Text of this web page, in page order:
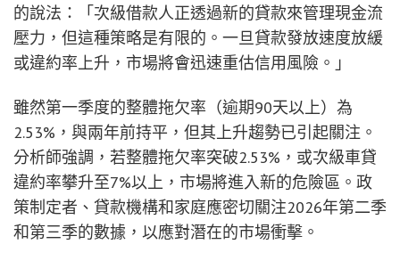
的說法：「次級借款人正透過新的貸款來管理現金流
壓力，但這種策略是有限的。一旦貸款發放速度放緩
或違約率上升，市場將會迅速重估信用風險。」
雖然第一季度的整體拖欠率（逾期90天以上）為
2.53%，與兩年前持平，但其上升趨勢已引起關注。
分析師強調，若整體拖欠率突破2.53%，或次級車貸
違約率攀升至7%以上，市場將進入新的危險區。政
策制定者、貸款機構和家庭應密切關注2026年第二季
和第三季的數據，以應對潛在的市場衝擊。